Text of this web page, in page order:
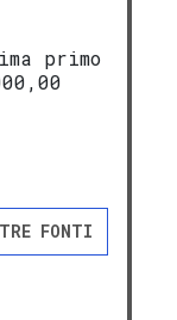
primo
FONTI